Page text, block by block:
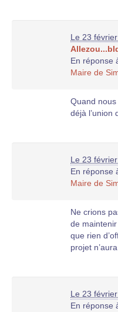
Le 23
En réponse
Maire de
Quand nous
déjà l’union
Le 23
En réponse
Maire de
Ne crions
de
que rien
projet
Le 23
En réponse